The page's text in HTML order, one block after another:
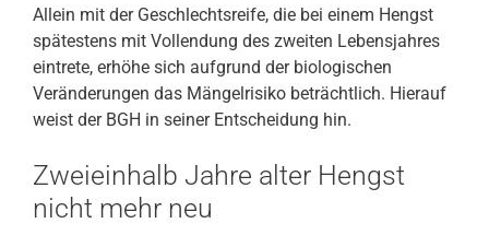
Allein mit der Geschlechtsreife, die bei einem Hengst
spätestens mit Vollendung des zweiten Lebensjahres
eintrete, erhöhe sich aufgrund der biologischen
Veränderungen das Mängelrisiko beträchtlich. Hierauf
weist der BGH in seiner Entscheidung hin.
Zweieinhalb Jahre alter Hengst
nicht mehr neu